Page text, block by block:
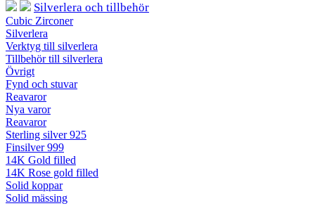
Silverlera och tillbehör
Cubic Zirconer
Silverlera
Verktyg till silverlera
Tillbehör till silverlera
Övrigt
Fynd och stuvar
Reavaror
Nya varor
Reavaror
Sterling silver 925
Finsilver 999
14K Gold filled
14K Rose gold filled
Solid koppar
Solid mässing